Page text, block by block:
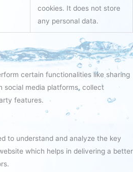
cookies. It does not store
any personal data.
certain functionalities like sharing
social media platforms, collect
features.
to understand and analyze the key
which helps in delivering a better